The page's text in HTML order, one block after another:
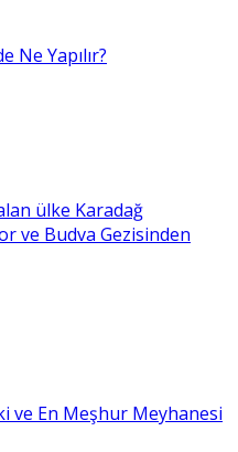
Ne Yapılır?
ülke Karadağ
ve Budva Gezisinden
ve En Meşhur Meyhanesi